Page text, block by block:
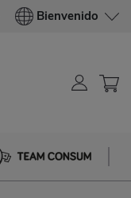
Bienvenido
Team Consum